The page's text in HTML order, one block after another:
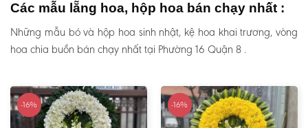
Các mẫu lẵng hoa, hộp hoa bán chạy nhất :
Những mẫu bó và hộp hoa sinh nhật, kệ hoa khai trương, vòng
hoa chia buồn bán chạy nhất tại Phường 16 Quận 8 .
-16% -16%